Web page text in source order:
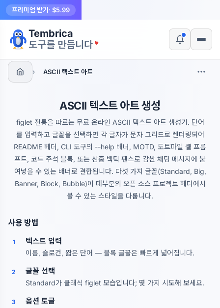
프리미엄 받기· $5.99
Tembrica
도구를 만듭니다
› ASCII 텍스트 아트
ASCII 텍스트 아트 생성
figlet 전통을 따르는 무료 온라인 ASCII 텍스트 아트 생성기. 단어
를 입력하고 글꼴을 선택하면 각 글자가 문자 그리드로 렌더링되어
README 헤더, CLI 도구의 --help 배너, MOTD, 도트파일 셸 프롬
프트, 코드 주석 블록, 또는 삼중 백틱 펜스로 감싼 채팅 메시지에 붙
여넣을 수 있는 배너로 결합됩니다. 다섯 가지 글꼴(Standard, Big,
Banner, Block, Bubble)이 대부분의 오픈 소스 프로젝트 헤더에서
볼 수 있는 스타일을 다룹니다.
사용 방법
1 텍스트 입력
이름, 슬로건, 짧은 단어 — 블록 글꼴은 빠르게 넓어집니다.
2 글꼴 선택
Standard가 클래식 figlet 모습입니다; 몇 가지 시도해 보세요.
3 옵션 토글